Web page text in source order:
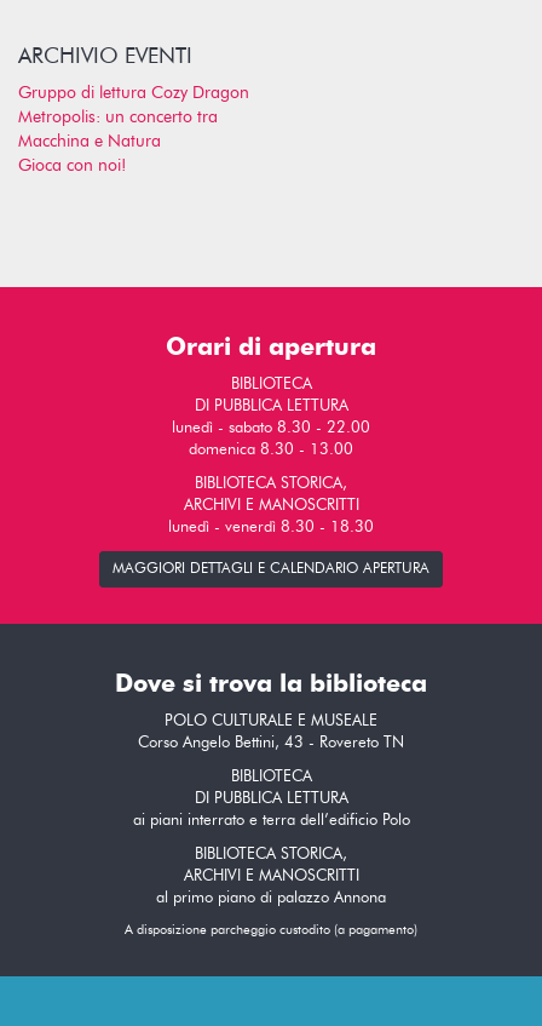
ARCHIVIO EVENTI
Gruppo di lettura Cozy Dragon
Metropolis: un concerto tra
Macchina e Natura
Gioca con noi!
Orari di apertura
BIBLIOTECA
DI PUBBLICA LETTURA
lunedì - sabato 8.30 - 22.00
domenica 8.30 - 13.00
BIBLIOTECA STORICA,
ARCHIVI E MANOSCRITTI
lunedì - venerdì 8.30 - 18.30
MAGGIORI DETTAGLI E CALENDARIO APERTURA
Dove si trova la biblioteca
POLO CULTURALE E MUSEALE
Corso Angelo Bettini, 43 - Rovereto TN
BIBLIOTECA
DI PUBBLICA LETTURA
ai piani interrato e terra dell’edificio Polo
BIBLIOTECA STORICA,
ARCHIVI E MANOSCRITTI
al primo piano di palazzo Annona
A disposizione parcheggio custodito (a pagamento)